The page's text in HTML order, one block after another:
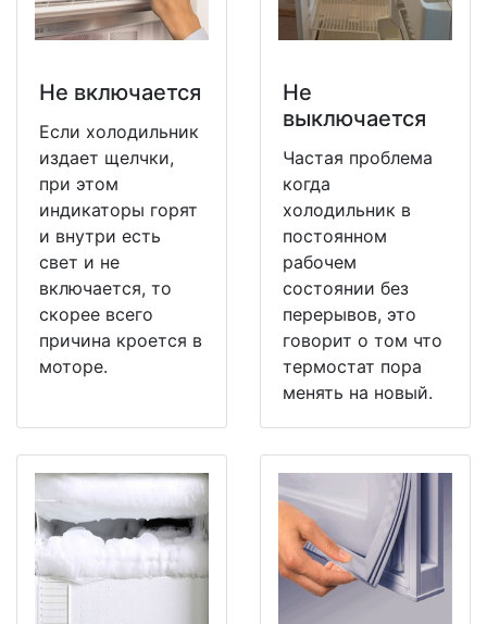
Не включается
Если холодильник
издает щелчки,
при этом
индикаторы горят
и внутри есть
свет и не
включается, то
скорее всего
причина кроется в
моторе.
Не
выключается
Частая проблема
когда
холодильник в
постоянном
рабочем
состоянии без
перерывов, это
говорит о том что
термостат пора
менять на новый.